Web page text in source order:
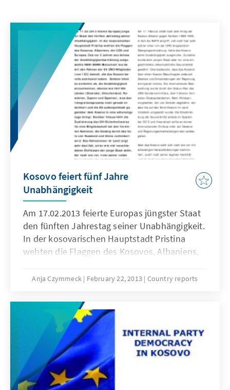
Kosovo feiert fünf Jahre
Unabhängigkeit
Am 17.02.2013 feierte Europas jüngster Staat
den fünften Jahrestag seiner Unabhängigkeit.
In der kosovarischen Hauptstadt Pristina
wehten die Flaggen des Kosovos, Albaniens,
Anlass der Unabhängigkeitserklärung
den Fahnen der 99 UNO-Mitglieder (von 193)
bemalt, die das Kosovo bereits anerkannt
haben.
Anja Czymmeck February 22, 2013 Country reports